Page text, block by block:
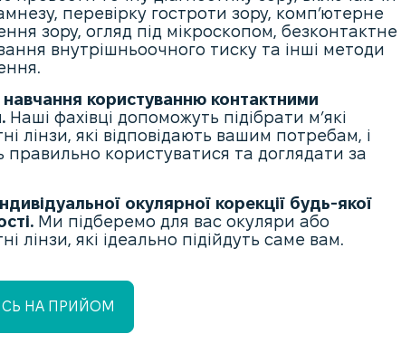
перевірку гостроти зору, комп’ютерне
зору, огляд під мікроскопом, безконтактне
внутрішньоочного тиску та інші методи
навчання користуванню контактними
Наші фахівці допоможуть підібрати м’які
лінзи, які відповідають вашим потребам, і
правильно користуватися та доглядати за
окулярної корекції будь-якої
Ми підберемо для вас окуляри або
лінзи, які ідеально підійдуть саме вам.
НА ПРИЙОМ